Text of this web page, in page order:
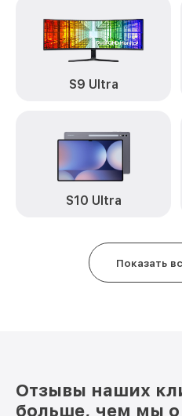
S9 Ultra
S10 Ultra
Показать
Отзывы наших
больше, чем мы